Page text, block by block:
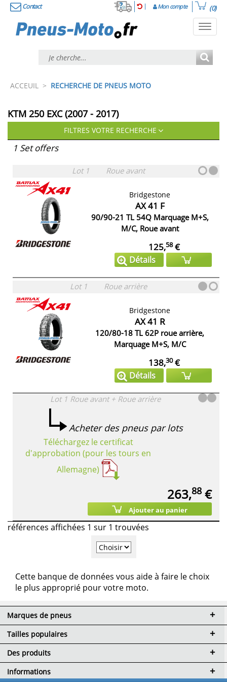
Contact Mon compte (0)
ACCEUIL > RECHERCHE DE PNEUS MOTO
KTM 250 EXC (2007 - 2017)
FILTRES VOTRE RECHERCHE
1 Set offers
Lot 1 Roue avant
Bridgestone
AX 41 F
90/90-21 TL 54Q Marquage M+S,
M/C, Roue avant
125,58€
Détails
Lot 1 Roue arrière
Bridgestone
AX 41 R
120/80-18 TL 62P roue arrière,
Marquage M+S, M/C
138,30€
Détails
Lot 1 Roue avant + Roue arrière
Acheter des pneus par lots
Téléchargez le certificat
d'approbation (pour les tours en
Allemagne)
263,88 €
Ajouter au panier
références affichées 1 sur 1 trouvées
Cette banque de données vous aide à faire le choix
le plus approprié pour votre moto.
Marques de pneus
Tailles populaires
Des produits
Informations